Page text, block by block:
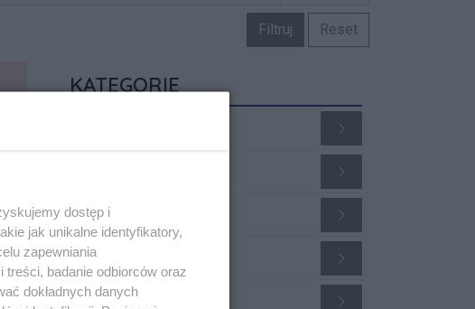
Filtruj Reset
KATEGORIE
Motoryzacja
Usługi
Elektronika
dostęp i
jak unikalne identyfikatory,
zapewniania
badanie odbiorców oraz
dokładnych danych